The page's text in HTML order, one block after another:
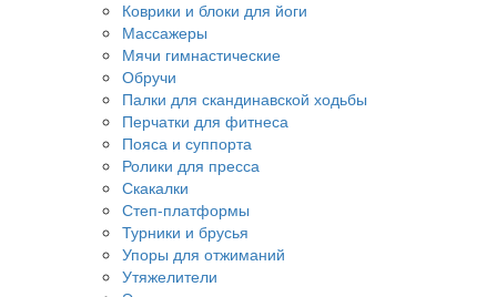
Коврики и блоки для йоги
Массажеры
Мячи гимнастические
Обручи
Палки для скандинавской ходьбы
Перчатки для фитнеса
Пояса и суппорта
Ролики для пресса
Скакалки
Степ-платформы
Турники и брусья
Упоры для отжиманий
Утяжелители